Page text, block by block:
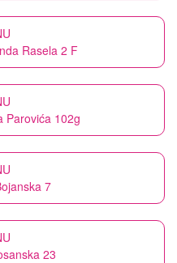
Rasela 2 F
Parovića 102g
7
23